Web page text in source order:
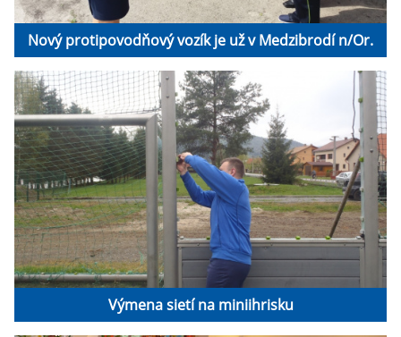
Nový protipovodňový vozík je už v Medzibrodí n/Or.
Výmena sietí na miniihrisku